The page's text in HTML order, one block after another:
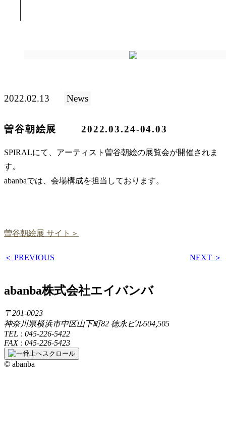
2022.02.13 News
曽谷朝絵展 2022.03.24-04.03
SPIRALにて、アーティスト曽谷朝絵の展覧会が開催されま
す。
abanbaでは、会場構成を担当しております。
曽谷朝絵展 サイト＞
＜ PREVIOUS NEXT ＞
abanba株式会社エイバンバ
〒201-0023
神奈川県横浜市中区山下町82 徳永ビル504,505
TEL : 045-226-5422
FAX : 045-226-5423
© abanba